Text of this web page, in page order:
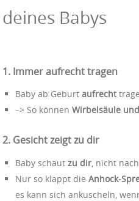
deines Babys
1. Immer aufrecht tragen
Baby ab Geburt aufrecht
–> So können Wirbelsäule
2. Gesicht zeigt zu dir
Baby schaut zu dir, nicht
Nur so klappt die Anhock-
es kann sich ankuscheln,